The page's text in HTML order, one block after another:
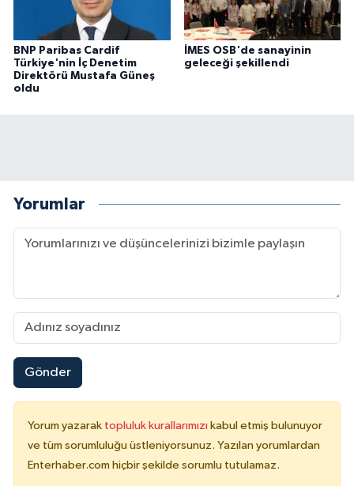
BNP Paribas Cardif
Türkiye'nin İç Denetim
Direktörü Mustafa Güneş
oldu
İMES OSB'de sanayinin
geleceği şekillendi
Yorumlar
Gönder
Yorum yazarak topluluk kurallarımızı kabul etmiş bulunuyor
ve tüm sorumluluğu üstleniyorsunuz. Yazılan yorumlardan
Enterhaber.com hiçbir şekilde sorumlu tutulamaz.